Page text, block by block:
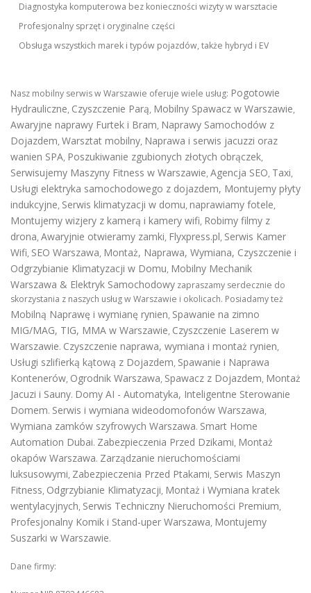
Diagnostyka komputerowa bez konieczności wizyty w warsztacie
Profesjonalny sprzęt i oryginalne części
Obsługa wszystkich marek i typów pojazdów, także hybryd i EV
Nasz mobilny serwis w Warszawie oferuje wiele usług: Pogotowie
Hydrauliczne, Czyszczenie Parą, Mobilny Spawacz w Warszawie,
Awaryjne naprawy Furtek i Bram, Naprawy Samochodów z
Dojazdem, Warsztat mobilny, Naprawa i serwis jacuzzi oraz
wanien SPA, Poszukiwanie zgubionych złotych obrączek,
Serwisujemy Maszyny Fitness w Warszawie, Agencja SEO, Taxi,
Usługi elektryka samochodowego z dojazdem, Montujemy płyty
indukcyjne, Serwis klimatyzacji w domu, naprawiamy fotele,
Montujemy wizjery z kamerą i kamery wifi, Robimy filmy z
drona, Awaryjnie otwieramy zamki, Flyxpress.pl, Serwis Kamer
Wifi, SEO Warszawa, Montaż, Naprawa, Wymiana, Czyszczenie i
Odgrzybianie Klimatyzacji w Domu, Mobilny Mechanik
Warszawa & Elektryk Samochodowy zapraszamy serdecznie do
skorzystania z naszych usług w Warszawie i okolicach. Posiadamy też
Mobilną Naprawę i wymianę rynien, Spawanie na zimno
MIG/MAG, TIG, MMA w Warszawie, Czyszczenie Laserem w
Warszawie. Czyszczenie naprawa, wymiana i montaż rynien,
Usługi szlifierką kątową z Dojazdem, Spawanie i Naprawa
Kontenerów, Ogrodnik Warszawa, Spawacz z Dojazdem, Montaż
Jacuzi i Sauny. Domy AI - Automatyka, Inteligentne Sterowanie
Domem. Serwis i wymiana wideodomofonów Warszawa,
Wymiana zamków szyfrowych Warszawa. Smart Home
Automation Dubai. Zabezpieczenia Przed Dzikami, Montaż
okapów Warszawa. Zarządzanie nieruchomościami
luksusowymi, Zabezpieczenia Przed Ptakami, Serwis Maszyn
Fitness, Odgrzybianie Klimatyzacji, Montaż i Wymiana kratek
wentylacyjnych, Serwis Techniczny Nieruchomości Premium,
Profesjonalny Komik i Stand-uper Warszawa, Montujemy
Suszarki w Warszawie.
Dane firmy: